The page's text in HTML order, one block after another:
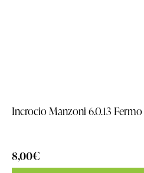
Incrocio Manzoni 6.0.13 Fermo
8,00€